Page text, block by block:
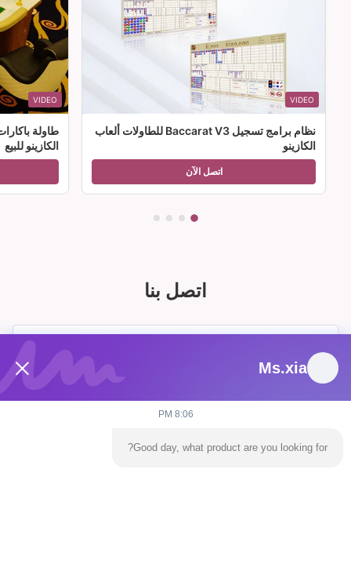
VIDEO
نظام برامج تسجيل Baccarat V3 للطاولات ألعاب
الكازينو
اتصل الآن
VIDEO
طاولة
الكازينو للبيع
اتصل بنا
Ms.xia
8:06 PM
Good day, what product are you looking for?